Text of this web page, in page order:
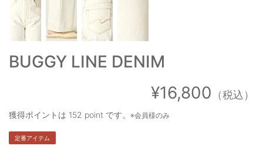
新規会員登録
お買い物カゴ
ご利用ガイド
ご利用規約
お問い合わせ
BUGGY LINE DENIM
¥16,800 （税込）
獲得ポイントは 152 point です。 ※会員様のみ
定番アイテム